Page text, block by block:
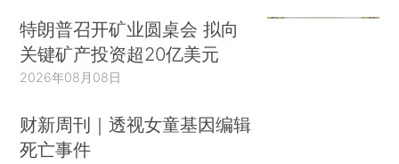
特朗普召开矿业圆桌会 拟向
关键矿产投资超20亿美元
2026年08月08日
财新周刊｜透视女童基因编辑
死亡事件